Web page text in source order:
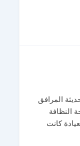
المرافق
النظافة
كانت